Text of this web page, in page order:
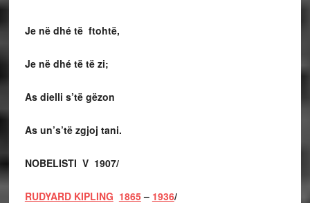
Je në dhé të ftohtë,
Je në dhé të të zi;
As dielli s’të gëzon
As un’s’të zgjoj tani.
NOBELISTI V 1907/
RUDYARD KIPLING 1865 – 1936/